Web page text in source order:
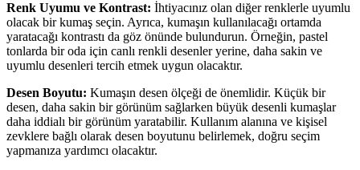
Renk Uyumu ve Kontrast: İhtiyacınız olan diğer renklerle uyumlu
olacak bir kumaş seçin. Ayrıca, kumaşın kullanılacağı ortamda
yaratacağı kontrastı da göz önünde bulundurun. Örneğin, pastel
tonlarda bir oda için canlı renkli desenler yerine, daha sakin ve
uyumlu desenleri tercih etmek uygun olacaktır.
Desen Boyutu: Kumaşın desen ölçeği de önemlidir. Küçük bir
desen, daha sakin bir görünüm sağlarken büyük desenli kumaşlar
daha iddialı bir görünüm yaratabilir. Kullanım alanına ve kişisel
zevklere bağlı olarak desen boyutunu belirlemek, doğru seçim
yapmanıza yardımcı olacaktır.